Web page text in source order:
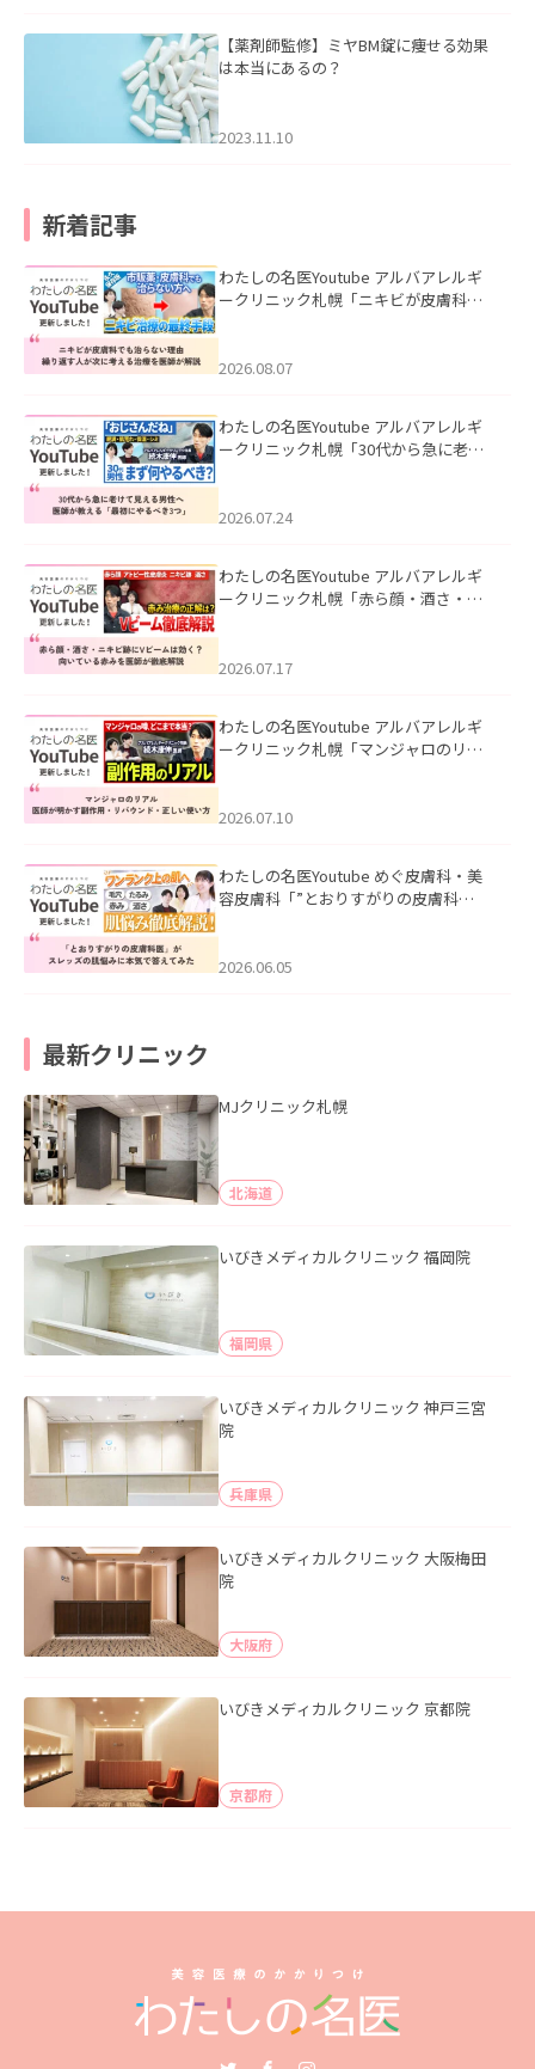
【薬剤師監修】ミヤBM錠に痩せる効果
は本当にあるの？
2023.11.10
新着記事
わたしの名医Youtube アルバアレルギ
ークリニック札幌「ニキビが皮膚科で
ました。
2026.08.07
わたしの名医Youtube アルバアレルギ
ークリニック札幌「30代から急に老け
た。
2026.07.24
わたしの名医Youtube アルバアレルギ
ークリニック札幌「赤ら顔・酒さ・ニ
した。
2026.07.17
わたしの名医Youtube アルバアレルギ
ークリニック札幌「マンジャロのリア
た。
2026.07.10
わたしの名医Youtube めぐ皮膚科・美
容皮膚科「”とおりすがりの皮膚科
2026.06.05
最新クリニック
MJクリニック札幌
北海道
いびきメディカルクリニック 福岡院
福岡県
いびきメディカルクリニック 神戸三宮
院
兵庫県
いびきメディカルクリニック 大阪梅田
院
大阪府
いびきメディカルクリニック 京都院
京都府